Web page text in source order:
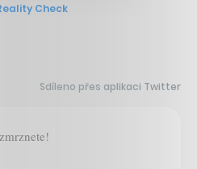
Check
Sdíleno přes aplikaci Twitter